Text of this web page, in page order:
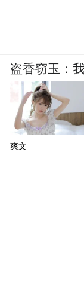
盗香窃玉：
爽文